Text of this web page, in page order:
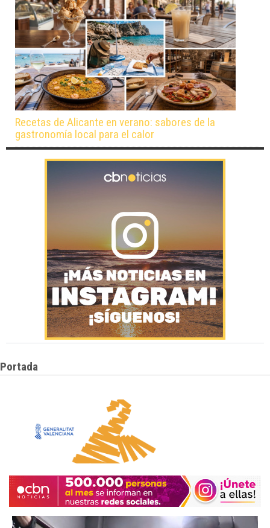
Recetas de Alicante en verano: sabores de la
gastronomía local para el calor
Portada